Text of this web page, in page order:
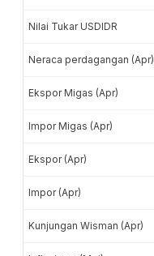
Nilai Tukar USDIDR
Neraca perdagangan (Apr)
Ekspor Migas (Apr)
Impor Migas (Apr)
Ekspor (Apr)
Impor (Apr)
Kunjungan Wisman (Apr)